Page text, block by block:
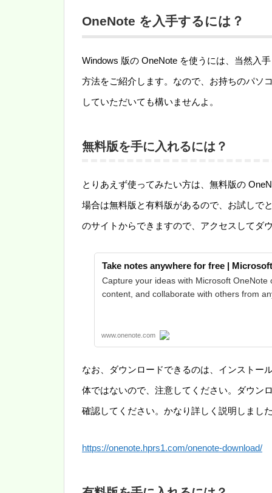
OneNote を入手するには？
Windows 版の OneNote を使うには、当然入
方法をご紹介します。なので、お持ちのパソ
していただいても構いませんよ。
無料版を手に入れるには？
とりあえず使ってみたい方は、無料版の
場合は無料版と有料版があるので、お試しで
のサイトからできますので、アクセスしてダ
Take notes anywhere for free |
Capture your ideas with Microsoft OneNote
content, and collaborate with others from
www.onenote.com
なお、ダウンロードできるのは、インストー
体ではないので、注意してください。ダウン
確認してください。かなり詳しく説明しまし
https://onenote.hprs1.com/onenote-download/